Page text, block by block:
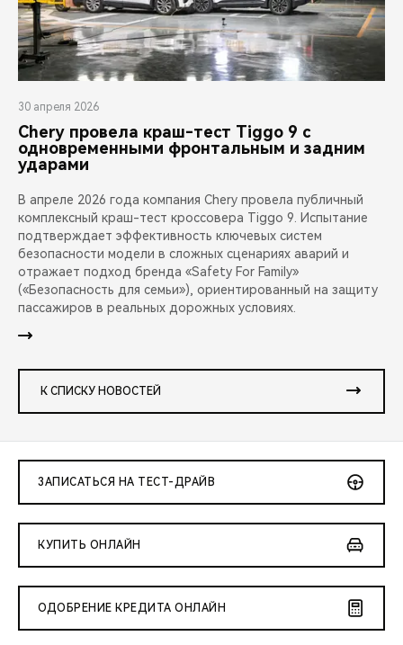
30 апреля 2026
Chery провела краш-тест Tiggo 9 с
одновременными фронтальным и задним
ударами
В апреле 2026 года компания Chery провела публичный
комплексный краш-тест кроссовера Tiggo 9. Испытание
подтверждает эффективность ключевых систем
безопасности модели в сложных сценариях аварий и
отражает подход бренда «Safety For Family»
(«Безопасность для семьи»), ориентированный на защиту
пассажиров в реальных дорожных условиях.
К СПИСКУ НОВОСТЕЙ
ЗАПИСАТЬСЯ НА ТЕСТ-ДРАЙВ
КУПИТЬ ОНЛАЙН
ОДОБРЕНИЕ КРЕДИТА ОНЛАЙН